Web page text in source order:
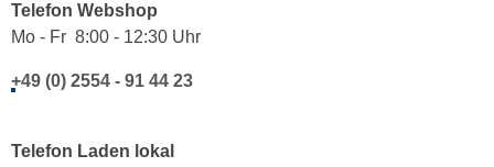
Telefon Webshop
Mo - Fr 8:00 - 12:30 Uhr
+49 (0) 2554 - 91 44 23
Telefon Laden lokal